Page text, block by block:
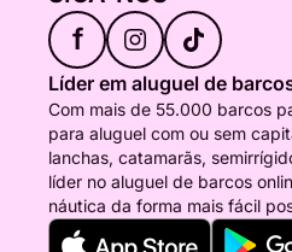
f
Líder em aluguel de
Com mais de 55.000 barcos
para aluguel com ou sem
lanchas, catamarãs,
líder no aluguel de barcos
náutica da forma mais fácil